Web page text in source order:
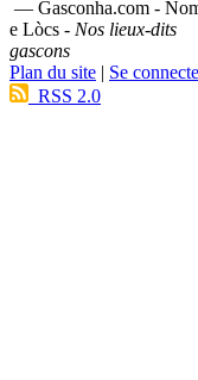
— Gasconha.com -
e Lòcs - Nos lieux-dits
gascons
Plan du site | Se
RSS 2.0